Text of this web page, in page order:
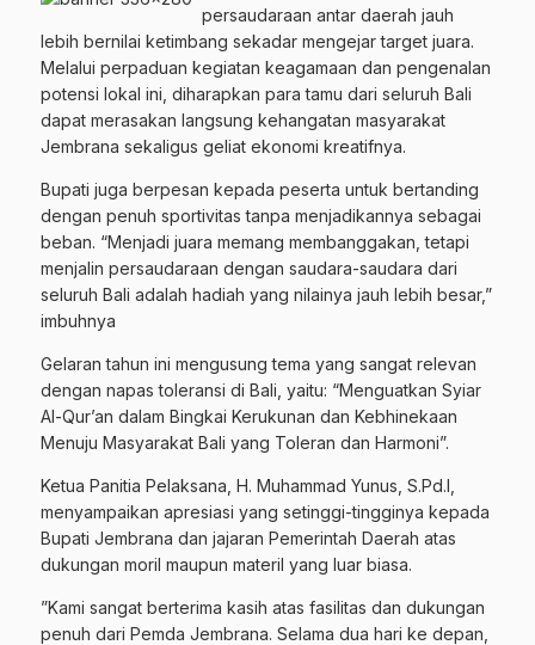
persaudaraan antar daerah jauh
lebih bernilai ketimbang sekadar mengejar target juara.
Melalui perpaduan kegiatan keagamaan dan pengenalan
potensi lokal ini, diharapkan para tamu dari seluruh Bali
dapat merasakan langsung kehangatan masyarakat
Jembrana sekaligus geliat ekonomi kreatifnya.
Bupati juga berpesan kepada peserta untuk bertanding
dengan penuh sportivitas tanpa menjadikannya sebagai
beban. “Menjadi juara memang membanggakan, tetapi
menjalin persaudaraan dengan saudara-saudara dari
seluruh Bali adalah hadiah yang nilainya jauh lebih besar,”
imbuhnya
​Gelaran tahun ini mengusung tema yang sangat relevan
dengan napas toleransi di Bali, yaitu: “Menguatkan Syiar
Al-Qur’an dalam Bingkai Kerukunan dan Kebhinekaan
Menuju Masyarakat Bali yang Toleran dan Harmoni”.
​Ketua Panitia Pelaksana, H. Muhammad Yunus, S.Pd.I,
menyampaikan apresiasi yang setinggi-tingginya kepada
Bupati Jembrana dan jajaran Pemerintah Daerah atas
dukungan moril maupun materil yang luar biasa.
​”Kami sangat berterima kasih atas fasilitas dan dukungan
penuh dari Pemda Jembrana. Selama dua hari ke depan,